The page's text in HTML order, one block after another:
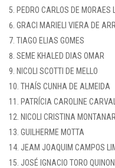
PEDRO CARLOS DE MORAES
GRACI MARIELI VIERA DE
TIAGO ELIAS GOMES
SEME KHALED DIAS OMAR
NICOLI SCOTTI DE MELLO
THAÍS CUNHA DE ALMEIDA
PATRÍCIA CAROLINE
NICOLI CRISTINA
GUILHERME MOTTA
JEAM JOAQUIM CAMPOS
JOSÉ IGNACIO TORO